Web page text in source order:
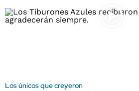
Los únicos que creyeron